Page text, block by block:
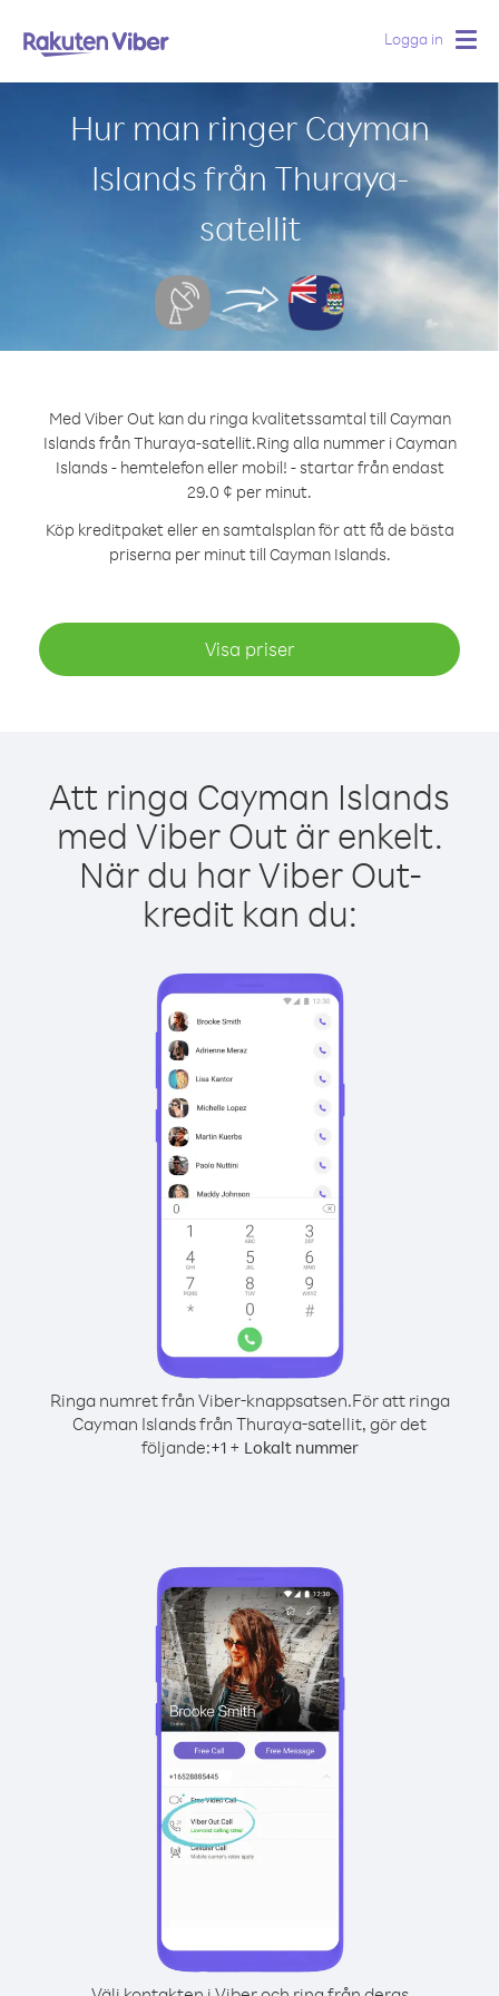
Logga in
Hur man ringer Cayman
Islands från Thuraya-
satellit
Med Viber Out kan du ringa kvalitetssamtal till Cayman
Islands från Thuraya-satellit.Ring alla nummer i Cayman
Islands - hemtelefon eller mobil! - startar från endast
29.0 ¢ per minut.
Köp kreditpaket eller en samtalsplan för att få de bästa
priserna per minut till Cayman Islands.
Visa priser
Att ringa Cayman Islands
med Viber Out är enkelt.
När du har Viber Out-
kredit kan du:
Ringa numret från Viber-knappsatsen.För att ringa
Cayman Islands från Thuraya-satellit, gör det
följande:+1+ Lokalt nummer